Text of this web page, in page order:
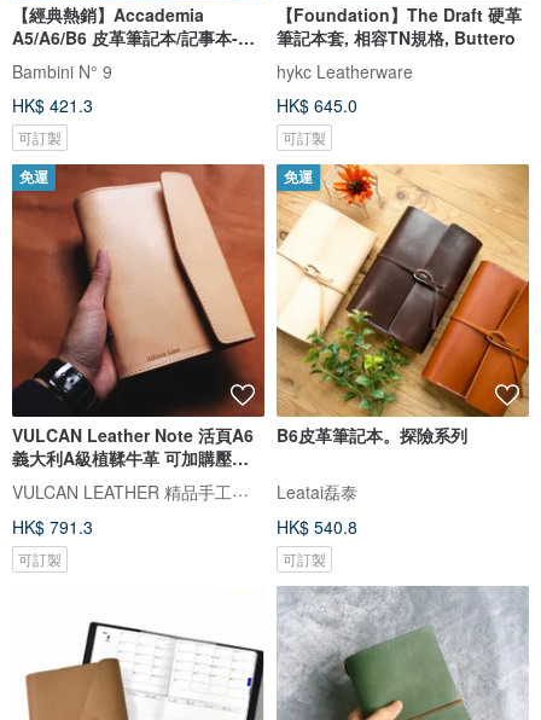
【經典熱銷】Accademia
A5/A6/B6 皮革筆記本/記事本-橡
木果實棕
Bambini N° 9
HK$ 421.3
可訂製
【Foundation】The Draft 硬革
筆記本套, 相容TN規格, Buttero
hykc Leatherware
HK$ 645.0
可訂製
免運
VULCAN Leather Note 活頁A6
義大利A級植鞣牛革 可加購壓印
服務
VULCAN LEATHER 精品手工皮件
HK$ 791.3
可訂製
免運
B6皮革筆記本。探險系列
Leatai磊泰
HK$ 540.8
可訂製